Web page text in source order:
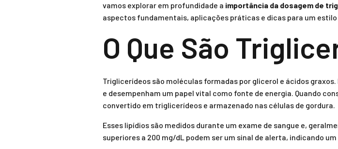
vamos explorar em profundidade a importância da dosagem de
aspectos fundamentais, aplicações práticas e dicas para um estilo
O Que São
Triglicerídeos são moléculas formadas por glicerol e ácidos
e desempenham um papel vital como fonte de energia. Quando
convertido em triglicerídeos e armazenado nas células de gordura.
Esses lipídios são medidos durante um exame de sangue e,
superiores a 200 mg/dL podem ser um sinal de alerta, indicando